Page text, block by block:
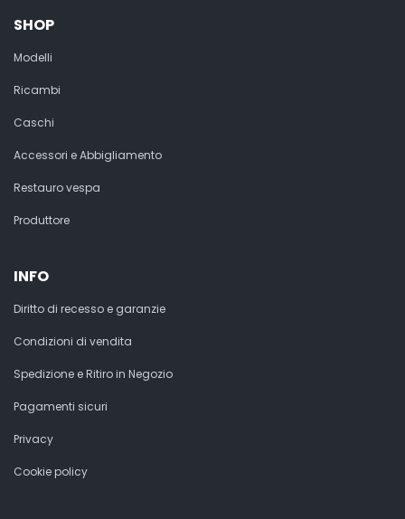
SHOP
Modelli
Ricambi
Caschi
Accessori e Abbigliamento
Restauro vespa
Produttore
INFO
Diritto di recesso e garanzie
Condizioni di vendita
Spedizione e Ritiro in Negozio
Pagamenti sicuri
Privacy
Cookie policy